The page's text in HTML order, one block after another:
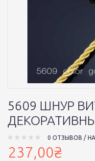
5609 ШНУР
0 ОТЗЫВОВ /
237,00₴